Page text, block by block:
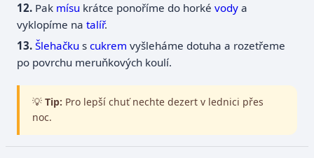
Pak mísu krátce ponoříme do horkévody a
vyklopíme natalíř.
Šlehačku scukrem vyšleháme dotuha a rozetřeme
po povrchu meruňkových koulí.
💡 Tip: Pro lepší chuť nechte dezert v lednici přes
noc.